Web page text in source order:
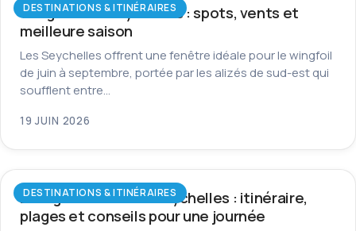
DESTINATIONS & ITINÉRAIRES
Wingfoil aux Seychelles : spots, vents et
meilleure saison
Les Seychelles offrent une fenêtre idéale pour le wingfoil
de juin à septembre, portée par les alizés de sud-est qui
soufflent entre…
19 JUIN 2026
DESTINATIONS & ITINÉRAIRES
La Digue à vélo aux Seychelles : itinéraire,
plages et conseils pour une journée